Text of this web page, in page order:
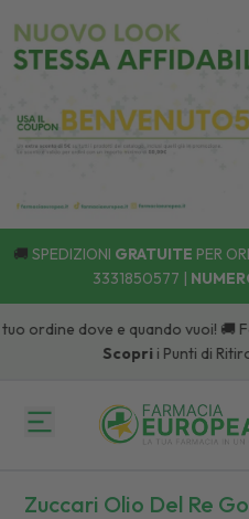
🚚 SPEDIZIONI GRATUITE PER
3331850577 |
ordine dove e quando vuoi! 🚚
Scoprii Punti di Ritiro.
Zuccari Olio Del Re